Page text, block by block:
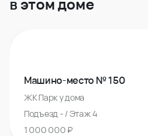
Машино-место № 150
ЖК Парк у дома
Подъезд - / Этаж 4
1 000 000 ₽